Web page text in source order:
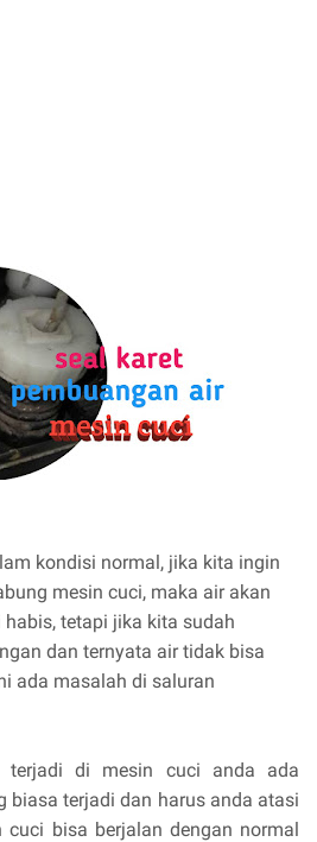
kondisi normal, jika kita ingin
mesin cuci, maka air akan
tetapi jika kita sudah
dan ternyata air tidak bisa
ada masalah di saluran
terjadi di mesin cuci anda ada
biasa terjadi dan harus anda atasi
cuci bisa berjalan dengan normal